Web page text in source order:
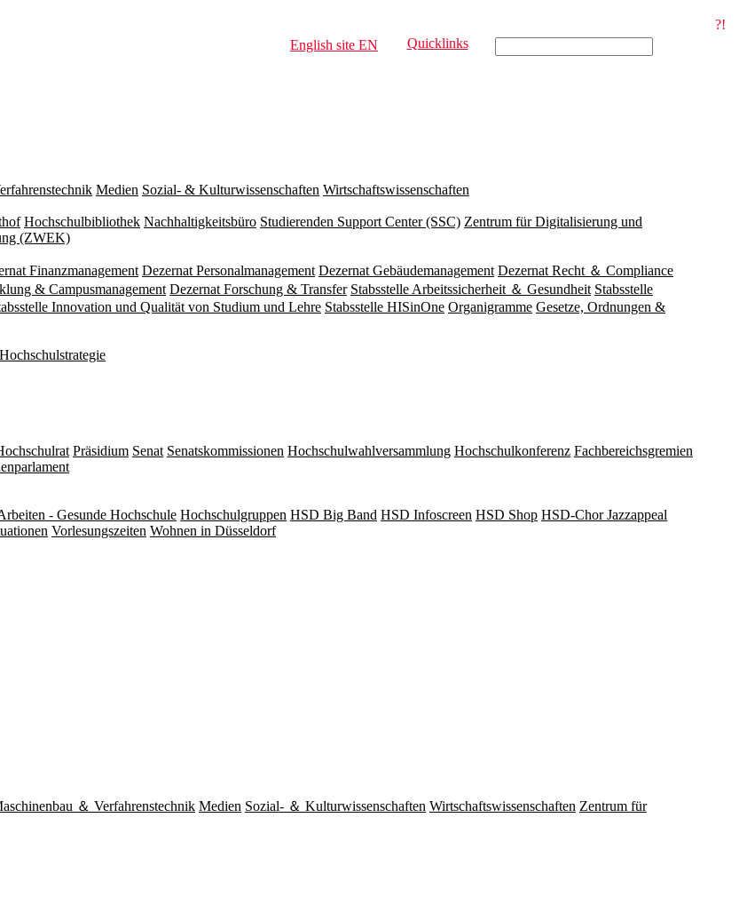
?!
English site EN Quicklinks
Medien Sozial- & Kulturwissenschaften Wirtschaftswissenschaften
Hochschulbibliothek Nachhaltigkeitsbüro Studierenden Support Center (SSC) Zentrum für Digitalisierung und
(ZWEK)
Finanzmanagement Dezernat Personalmanagement Dezernat Gebäudemanagement Dezernat Recht ＆ Compliance
& Campusmanagement Dezernat Forschung & Transfer Stabsstelle Arbeitssicherheit ＆ Gesundheit Stabsstelle
Innovation und Qualität von Studium und Lehre Stabsstelle HISinOne Organigramme Gesetze, Ordnungen &
Hochschulstrategie
Präsidium Senat Senatskommissionen Hochschulwahlversammlung Hochschulkonferenz Fachbereichsgremien
- Gesunde Hochschule Hochschulgruppen HSD Big Band HSD Infoscreen HSD Shop HSD-Chor Jazzappeal
Vorlesungszeiten Wohnen in Düsseldorf
＆ Verfahrenstechnik Medien Sozial- ＆ Kulturwissenschaften Wirtschaftswissenschaften Zentrum für